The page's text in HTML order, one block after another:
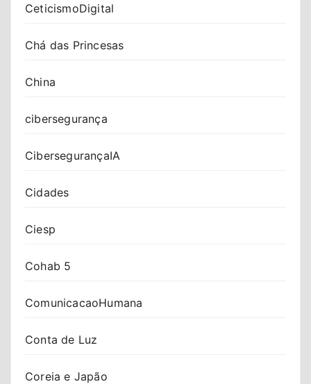
CeticismoDigital
Chá das Princesas
China
cibersegurança
CibersegurançaIA
Cidades
Ciesp
Cohab 5
ComunicacaoHumana
Conta de Luz
Coreia e Japão